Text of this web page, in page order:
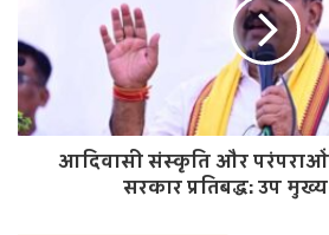
आदिवासी संस्कृति और
सरकार प्रतिबद्ध: उप